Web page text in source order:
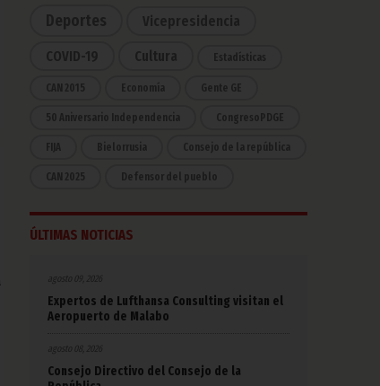
Deportes Vicepresidencia
COVID-19 Cultura Estadísticas
CAN 2015 Economía Gente GE
50 Aniversario Independencia CongresoPDGE
FIJA Bielorrusia Consejo de la república
CAN 2025 Defensor del pueblo
ÚLTIMAS NOTICIAS
agosto 09, 2026
Expertos de Lufthansa Consulting visitan el
Aeropuerto de Malabo
agosto 08, 2026
Consejo Directivo del Consejo de la